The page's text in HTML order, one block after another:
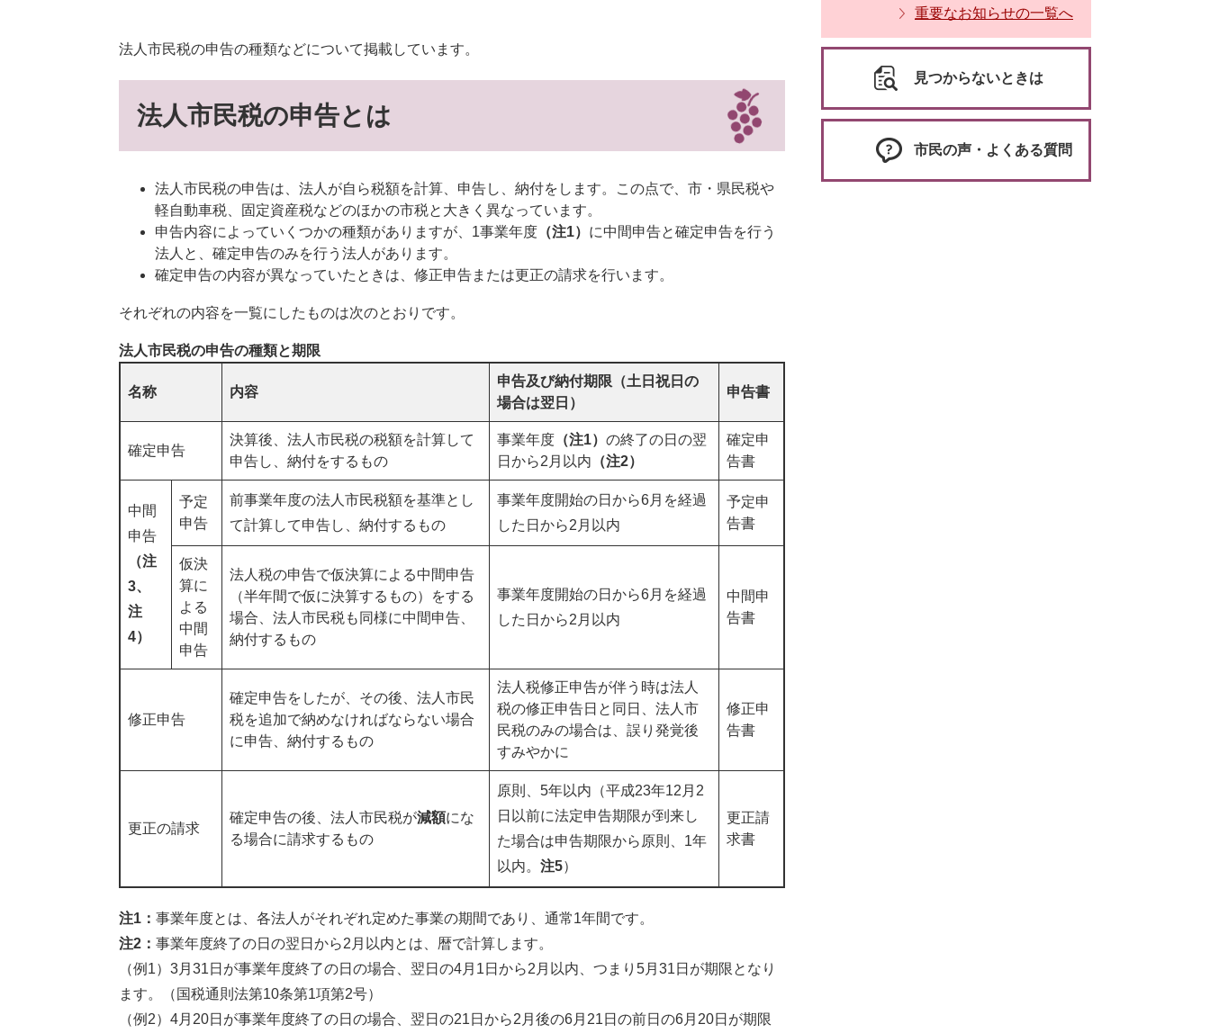
法人市民税の申告の種類などについて掲載しています。
法人市民税の申告とは
法人市民税の申告は、法人が自ら税額を計算、申告し、納付をします。この点で、市・県民税や
軽自動車税、固定資産税などのほかの市税と大きく異なっています。
申告内容によっていくつかの種類がありますが、1事業年度 （注1） に中間申告と確定申告を行う
法人と、確定申告のみを行う法人があります。
確定申告の内容が異なっていたときは、修正申告または更正の請求を行います。
それぞれの内容を一覧にしたものは次のとおりです。
法人市民税の申告の種類と期限
名称 内容
申告及び納付期限（土日祝日の
場合は翌日）
申告書
確定申告
決算後、法人市民税の税額を計算して
申告し、納付をするもの
事業年度 （注1） の終了の日の翌
日から2月以内 （注2）
確定申
告書
中間
申告
（注
3、
注
4）
予定
申告
前事業年度の法人市民税額を基準とし
て計算して申告し、納付するもの
事業年度開始の日から6月を経過
した日から2月以内
予定申
告書
仮決
算に
よる
中間
申告
法人税の申告で仮決算による中間申告
（半年間で仮に決算するもの）をする
場合、法人市民税も同様に中間申告、
納付するもの
事業年度開始の日から6月を経過
した日から2月以内
中間申
告書
修正申告
確定申告をしたが、その後、法人市民
税を追加で納めなければならない場合
に申告、納付するもの
法人税修正申告が伴う時は法人
税の修正申告日と同日、法人市
民税のみの場合は、誤り発覚後
すみやかに
修正申
告書
更正の請求
確定申告の後、法人市民税が減額にな
る場合に請求するもの
原則、5年以内（平成23年12月2
日以前に法定申告期限が到来し
た場合は申告期限から原則、1年
以内。 注5）
更正請
求書
注1： 事業年度とは、各法人がそれぞれ定めた事業の期間であり、通常1年間です。
注2： 事業年度終了の日の翌日から2月以内とは、暦で計算します。
（例1）3月31日が事業年度終了の日の場合、翌日の4月1日から2月以内、つまり5月31日が期限となり
ます。（国税通則法第10条第1項第2号）
（例2）4月20日が事業年度終了の日の場合、翌日の21日から2月後の6月21日の前日の6月20日が期限
重要なお知らせの一覧へ
見つからないときは
市民の声・よくある質問